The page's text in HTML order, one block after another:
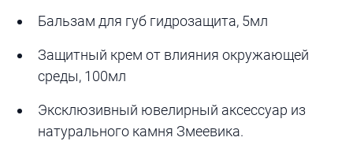
Бальзам для губ гидрозащита, 5мл
Защитный крем от влияния окружающей
среды, 100мл
Эксклюзивный ювелирный аксессуар из
натурального камня Змеевика.